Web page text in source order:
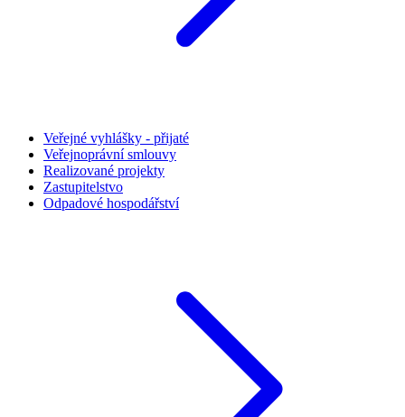
Veřejné vyhlášky - přijaté
Veřejnoprávní smlouvy
Realizované projekty
Zastupitelstvo
Odpadové hospodářství